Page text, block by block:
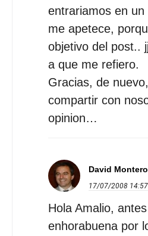
entrariamos en
me apetece,
objetivo del post..
a que me refiero.
Gracias, de
compartir con
opinion…
David Montero
17/07/2008 14:57
Hola Amalio,
enhorabuena por